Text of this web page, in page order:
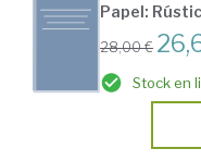
Papel:
28,00 €
Stock en